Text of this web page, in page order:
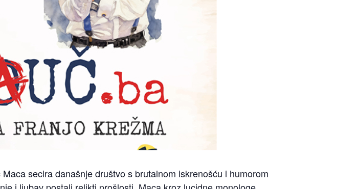
secira današnje društvo s brutalnom iskrenošću i humorom